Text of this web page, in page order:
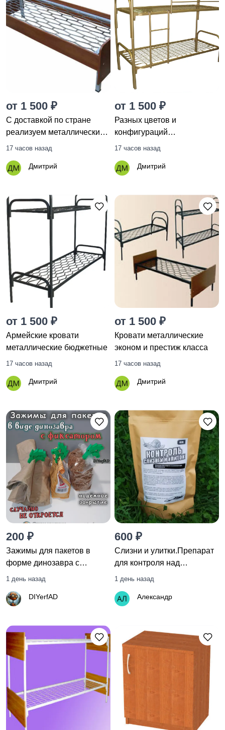
от 1 500 ₽
С доставкой по стране
реализуем металлические
кровати
17 часов назад
Дмитрий
от 1 500 ₽
Разных цветов и
конфигураций
металлические кровати
17 часов назад
Дмитрий
от 1 500 ₽
Армейские кровати
металлические бюджетные
17 часов назад
Дмитрий
от 1 500 ₽
Кровати металлические
эконом и престиж класса
17 часов назад
Дмитрий
200 ₽
Зажимы для пакетов в
форме динозавра с
фиксатором, комплект из 3
Зажим со стопором для
1 день назад
DIYerfAD
600 ₽
Слизни и улитки.Препарат
для контроля над
моллюсками
1 день назад
Александр